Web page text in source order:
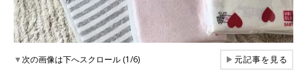
▼次の画像は下へスクロール (1/6) ▶元記事を見る